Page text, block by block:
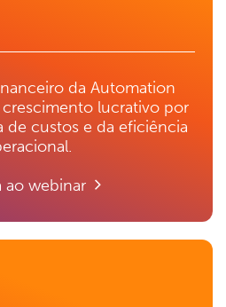
da Automation
lucrativo por
de custos e da eficiência
ao webinar